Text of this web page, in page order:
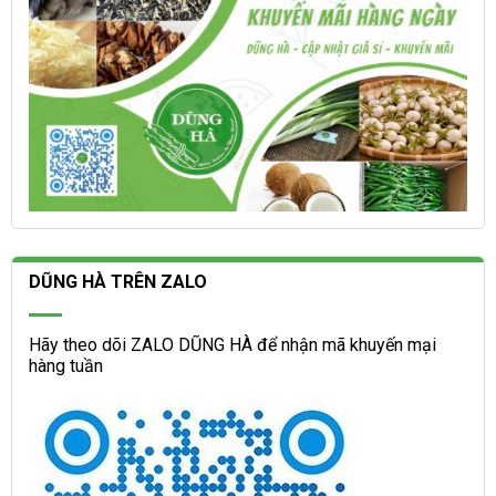
phẩm
DŨNG HÀ TRÊN ZALO
Hãy theo dõi ZALO DŨNG HÀ để nhận mã khuyến mại
hàng tuần